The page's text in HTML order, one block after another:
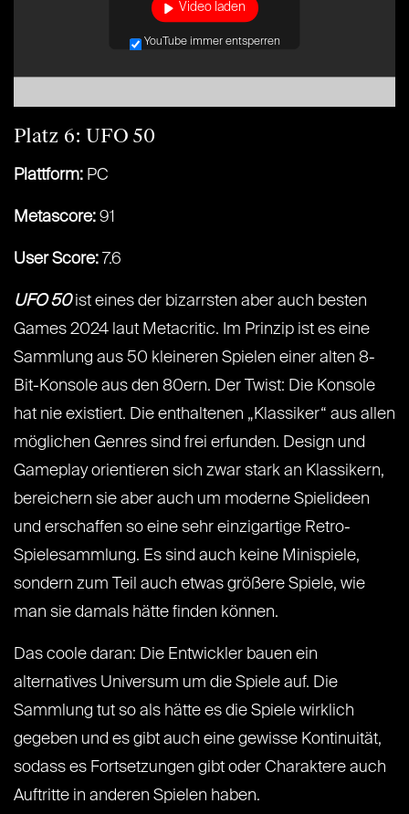
Video laden
YouTube immer entsperren
Platz 6: UFO 50
Plattform: PC
Metascore: 91
User Score: 7.6
UFO 50ist eines der bizarrsten aber auch besten
Games 2024 laut Metacritic. Im Prinzip ist es eine
Sammlung aus 50 kleineren Spielen einer alten 8-
Bit-Konsole aus den 80ern. Der Twist: Die Konsole
hat nie existiert. Die enthaltenen „Klassiker“ aus allen
möglichen Genres sind frei erfunden. Design und
Gameplay orientieren sich zwar stark an Klassikern,
bereichern sie aber auch um moderne Spielideen
und erschaffen so eine sehr einzigartige Retro-
Spielesammlung. Es sind auch keine Minispiele,
sondern zum Teil auch etwas größere Spiele, wie
man sie damals hätte finden können.
Das coole daran: Die Entwickler bauen ein
alternatives Universum um die Spiele auf. Die
Sammlung tut so als hätte es die Spiele wirklich
gegeben und es gibt auch eine gewisse Kontinuität,
sodass es Fortsetzungen gibt oder Charaktere auch
Auftritte in anderen Spielen haben.